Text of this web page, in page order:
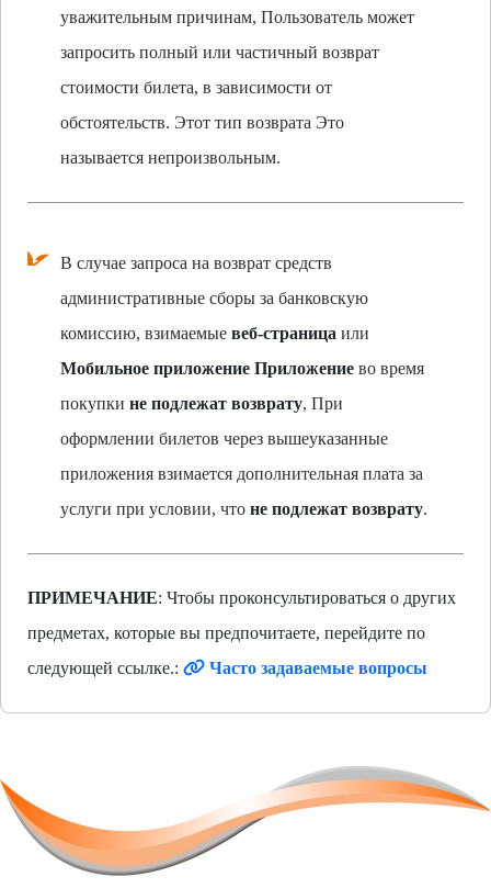
уважительным причинам, Пользователь может
запросить полный или частичный возврат
стоимости билета, в зависимости от
обстоятельств. Этот тип возврата Это
называется непроизвольным.
В случае запроса на возврат средств
административные сборы за банковскую
комиссию, взимаемые веб-страница или
Мобильное приложение Приложение во время
покупки не подлежат возврату, При
оформлении билетов через вышеуказанные
приложения взимается дополнительная плата за
услуги при условии, что не подлежат возврату.
ПРИМЕЧАНИЕ: Чтобы проконсультироваться о других
предметах, которые вы предпочитаете, перейдите по
следующей ссылке.:
Часто задаваемые вопросы